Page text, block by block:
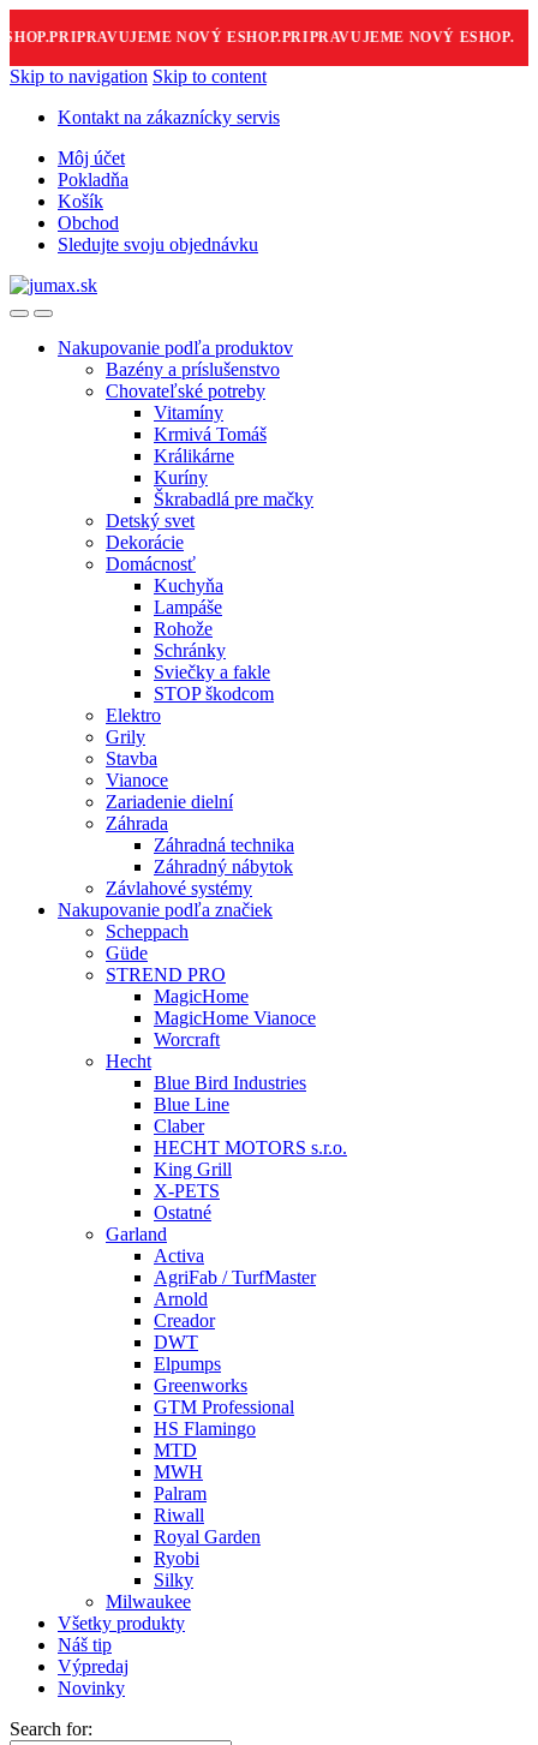
PRIPRAVUJEME NOVÝ ESHOP.PRIPRAVUJEME NOVÝ ESHOP.
Skip to navigation Skip to content
Kontakt na zákaznícky servis
Môj účet
Pokladňa
Košík
Obchod
Sledujte svoju objednávku
Nakupovanie podľa produktov
Bazény a príslušenstvo
Chovateľské potreby
Vitamíny
Krmivá Tomáš
Králikárne
Kuríny
Škrabadlá pre mačky
Detský svet
Dekorácie
Domácnosť
Kuchyňa
Lampáše
Rohože
Schránky
Sviečky a fakle
STOP škodcom
Elektro
Grily
Stavba
Vianoce
Zariadenie dielní
Záhrada
Záhradná technika
Záhradný nábytok
Závlahové systémy
Nakupovanie podľa značiek
Scheppach
Güde
STREND PRO
MagicHome
MagicHome Vianoce
Worcraft
Hecht
Blue Bird Industries
Blue Line
Claber
HECHT MOTORS s.r.o.
King Grill
X-PETS
Ostatné
Garland
Activa
AgriFab / TurfMaster
Arnold
Creador
DWT
Elpumps
Greenworks
GTM Professional
HS Flamingo
MTD
MWH
Palram
Riwall
Royal Garden
Ryobi
Silky
Milwaukee
Všetky produkty
Náš tip
Výpredaj
Novinky
Search for: